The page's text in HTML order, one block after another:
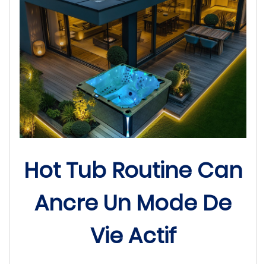
Hot Tub Routine Can
Ancre Un Mode De
Vie Actif